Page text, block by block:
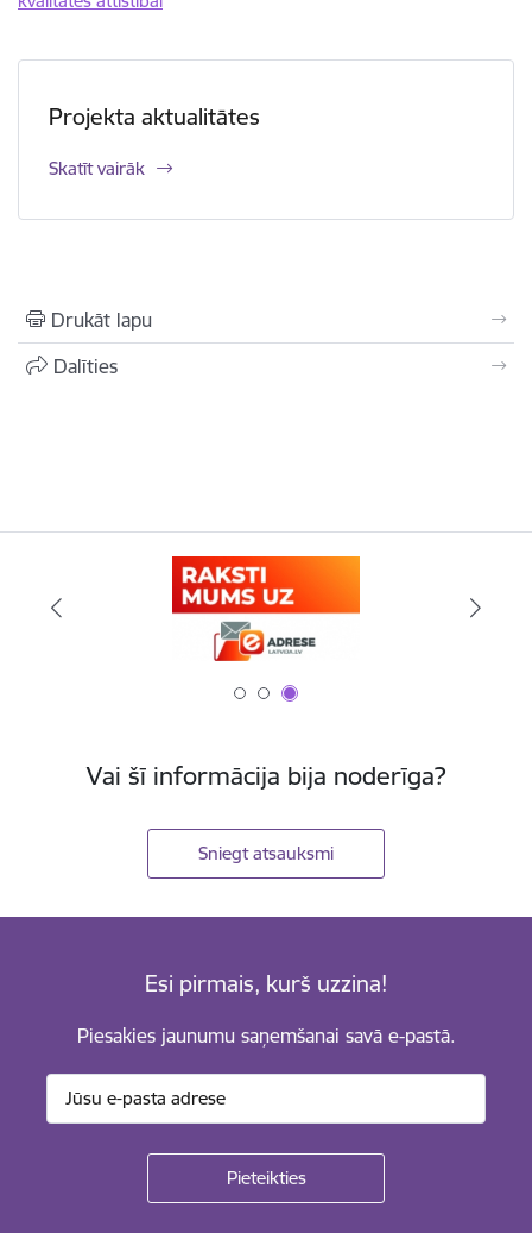
Projekta aktualitātes
Skatīt vairāk
Drukāt lapu
Dalīties
Vai šī informācija bija noderīga?
Sniegt atsauksmi
Esi pirmais, kurš uzzina!
Piesakies jaunumu saņemšanai savā e-pastā.